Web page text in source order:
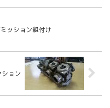
ッション組付け
ション